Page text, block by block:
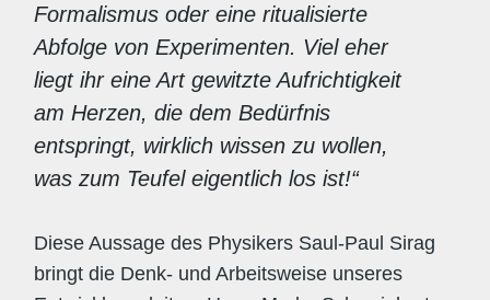
Formalismus oder eine ritualisierte
Abfolge von Experimenten. Viel eher
liegt ihr eine Art gewitzte Aufrichtigkeit
am Herzen, die dem Bedürfnis
entspringt, wirklich wissen zu wollen,
was zum Teufel eigentlich los ist!“
Diese Aussage des Physikers Saul-Paul Sirag
bringt die Denk- und Arbeitsweise unseres